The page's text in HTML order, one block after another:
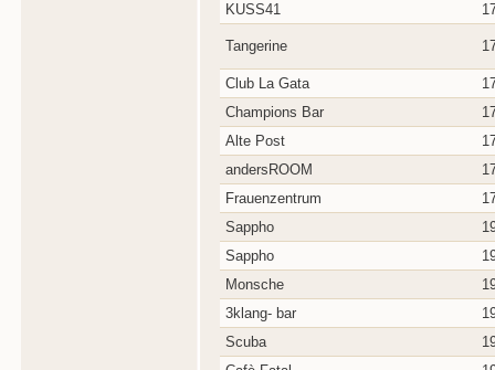
KUSS41
Tangerine
Club La Gata
Champions Bar
Alte Post
andersROOM
Frauenzentrum
Sappho
Sappho
Monsche
3klang- bar
Scuba